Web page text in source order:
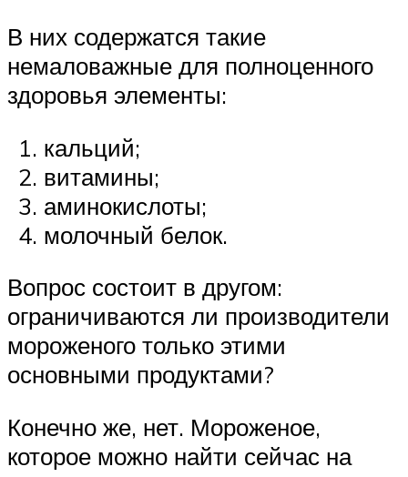
В них содержатся такие
немаловажные для полноценного
здоровья элементы:
кальций;
витамины;
аминокислоты;
молочный белок.
Вопрос состоит в другом:
ограничиваются ли производители
мороженого только этими
основными продуктами?
Конечно же, нет. Мороженое,
которое можно найти сейчас на